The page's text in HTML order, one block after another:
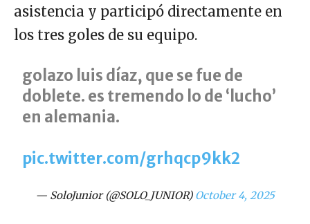
asistencia y participó directamente en
los tres goles de su equipo.
golazo luis díaz, que se fue de
doblete. es tremendo lo de ‘lucho’
en alemania.
pic.twitter.com/grhqcp9kk2
— SoloJunior (@SOLO_JUNIOR) October 4, 2025